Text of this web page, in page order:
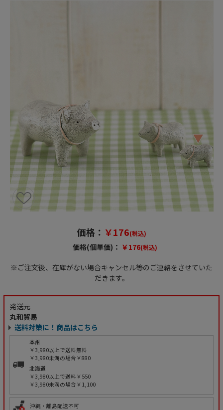
価格： ￥176(税込)
価格(個単価)： ￥176(税込)
※ご注文後、在庫がない場合キャンセル等のご連絡をさせていた
だきます。
発送元
丸和貿易
送料対策に！商品はこちら
本州
￥3,980以上で送料無料
￥3,980未満の場合￥880
北海道
￥3,980以上で送料￥550
￥3,980未満の場合￥1,100
沖縄・離島配送不可